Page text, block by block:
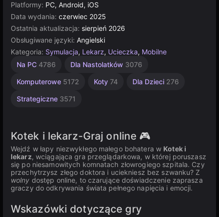
Platformy: PC, Android, iOS
Data wydania: czerwiec 2025
Ostatnia aktualizacja: sierpień 2026
Obsługiwane języki: Angielski
Kategoria: Symulacja, Lekarz, Ucieczka, Mobilne
Na PC 4786 Dla Nastolatków 3076
Komputerowe 5172 Koty 74 Dla Dzieci 276
Strategiczne 3571
Dla
1480
Multiplayer
Unity
3177
Kotek i lekarz-Graj online 🎮
Wejdź w łapy niezwykłego małego bohatera w Kotek i
lekarz, wciągająca gra przeglądarkowa, w której poruszasz
się po niesamowitych komnatach złowrogiego szpitala. Czy
przechytrzysz złego doktora i uciekniesz bez szwanku? Z
wolny dostęp online, to czarujące doświadczenie zaprasza
graczy do odkrywania świata pełnego napięcia i emocji.
Wskazówki dotyczące gry